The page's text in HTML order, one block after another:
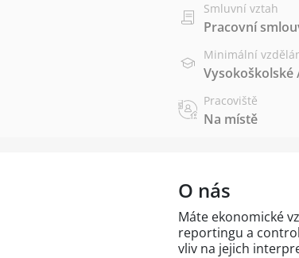
Smluvní vztah
Pracovní
Minimální
Pracoviště
Na místě
O nás
Máte ekonomické
reportingu a
vliv na jejich